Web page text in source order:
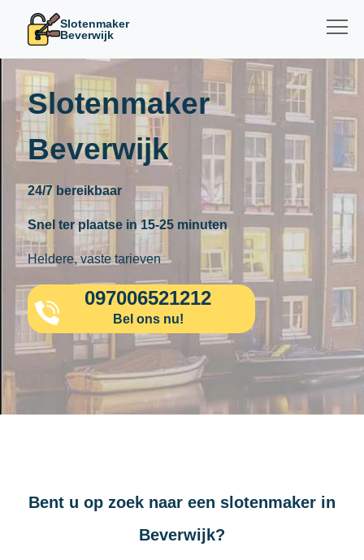
Slotenmaker
Beverwijk
Slotenmaker
Beverwijk
24/7 bereikbaar
Snel ter plaatse in 15-25 minuten
Heldere, vaste tarieven
097006521212
Bel ons nu!
Bent u op zoek naar een slotenmaker in
Beverwijk?